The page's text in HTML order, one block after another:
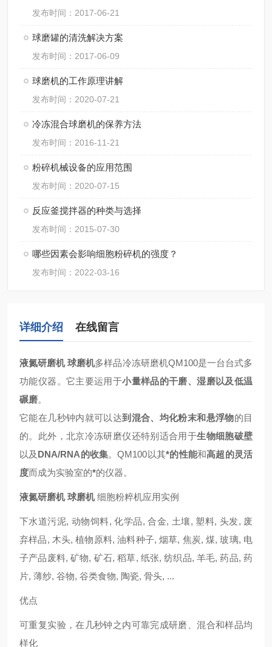
发布时间：2017-06-21
球磨罐的清洗解决方案
发布时间：2017-06-09
球磨机的工作原理讲解
发布时间：2020-07-21
冷冻混合球磨机的保养方法
发布时间：2016-11-21
粉碎机械设备的应用范围
发布时间：2020-07-15
反应釜搅拌器的种类与选择
发布时间：2015-07-30
哪些因素会影响细胞粉碎机的强度？
发布时间：2022-03-16
详细介绍 在线留言
液氮研磨机 球磨机多样品冷冻研磨机QM100是一台台式多
功能仪器。它主要运用于小量样品的干磨、湿磨以及低温
碾磨。
它能在几秒钟内就可以达到混合、均化粉末和悬浮物的目
的。此外，北京冷冻研磨仪还特别适合用于生物细胞破壁
以及 DNA/RNA的收集。QM100以其*的性能和高超的灵活
度而成为实验室的*的仪器。
液氮研磨机 球磨机细胞粉粹机应用实例
下水道污泥, 动物饲料, 化学品, 合金, 土壤, 塑料, 头发, 废
弃样品, 木头, 植物原料, 油料种子, 烟草, 焦炭, 煤, 玻璃, 电
子产品废料, 矿物, 矿石, 稻草, 纸张, 纺织品, 羊毛, 药品, 药
片, 薄纱, 谷物, 谷类食物, 陶瓷, 骨头, ...
优点
可重复实验，在几秒钟之内可靠完成研磨、混合和样品均
样化